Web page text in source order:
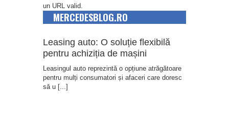
un URL valid.
MERCEDESBLOG.RO
Leasing auto: O soluție flexibilă
pentru achiziția de mașini
Leasingul auto reprezintă o opțiune atrăgătoare
pentru mulți consumatori și afaceri care doresc
să u [...]